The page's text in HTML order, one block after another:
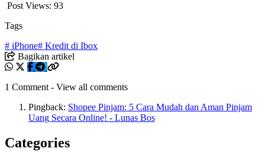
Post Views: 93
Tags
# iPhone# Kredit di Ibox
Bagikan artikel
1 Comment - View all comments
Pingback: Shopee Pinjam: 5 Cara Mudah dan Aman Pinjam
Uang Secara Online! - Lunas Bos
Categories